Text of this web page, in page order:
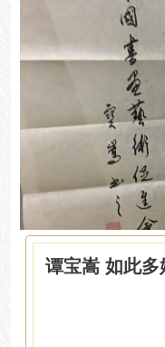
谭宝嵩 如此多